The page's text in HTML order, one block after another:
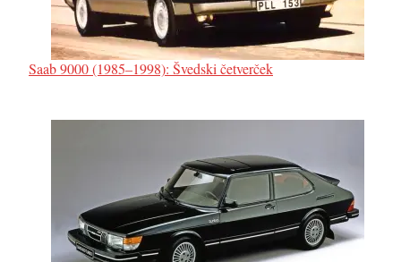
Saab 9000 (1985–1998): Švedski četverček